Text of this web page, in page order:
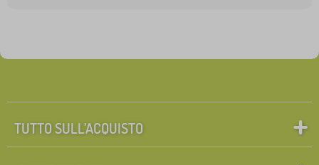
TUTTO SULL’ACQUISTO